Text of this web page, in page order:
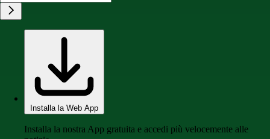
Installa la Web App
Installa la nostra App gratuita e accedi più velocemente alle